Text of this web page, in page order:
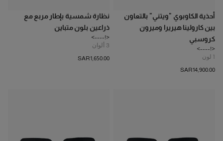
أحذية الكاوبوي "ويتني" بالتعاون
بين كارولينا هيريرا وميرون
كروسبي
<!---->
1 لون
SAR‌14,900.00
نظارة شمسية بإطار مربع مع
ذراعين بلون متباين
<!---->
3 ألوان
SAR‌1,650.00